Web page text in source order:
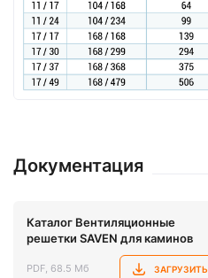
Документация
Каталог Вентиляционные
решетки SAVEN для каминов
PDF, 68.5 Мб ЗАГРУЗИТЬ